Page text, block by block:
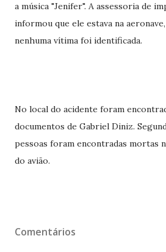
a música "Jenifer". A assessoria de
informou que ele estava na
nenhuma vítima foi identificada.
No local do acidente foram
documentos de Gabriel Diniz.
pessoas foram encontradas mortas
do avião.
Comentários